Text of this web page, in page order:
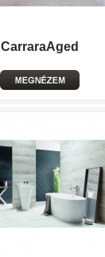
CarraraAged